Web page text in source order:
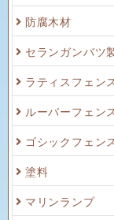
防腐木材
セランガンバツ
ラティスフェン
ルーバーフェン
ゴシックフェン
塗料
マリンランプ